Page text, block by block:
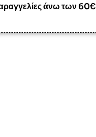
άνω των 60€